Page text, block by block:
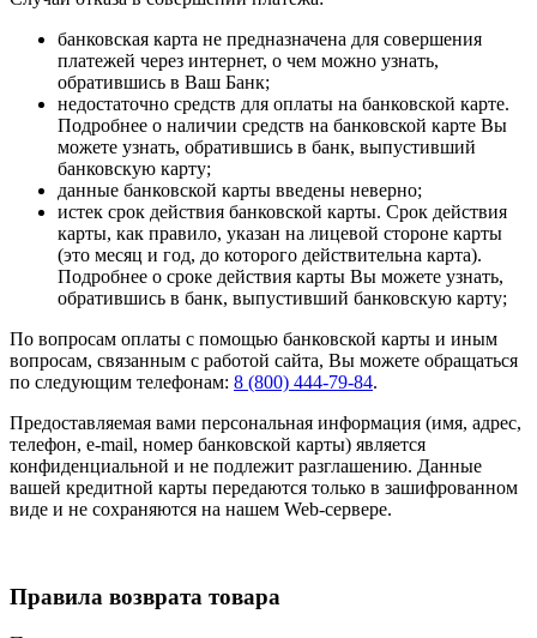
банковская карта не предназначена для совершения
платежей через интернет, о чем можно узнать,
обратившись в Ваш Банк;
недостаточно средств для оплаты на банковской карте.
Подробнее о наличии средств на банковской карте Вы
можете узнать, обратившись в банк, выпустивший
банковскую карту;
данные банковской карты введены неверно;
истек срок действия банковской карты. Срок действия
карты, как правило, указан на лицевой стороне карты
(это месяц и год, до которого действительна карта).
Подробнее о сроке действия карты Вы можете узнать,
обратившись в банк, выпустивший банковскую карту;
По вопросам оплаты с помощью банковской карты и иным
вопросам, связанным с работой сайта, Вы можете обращаться
по следующим телефонам: 8 (800) 444-79-84.
Предоставляемая вами персональная информация (имя, адрес,
телефон, e-mail, номер банковской карты) является
конфиденциальной и не подлежит разглашению. Данные
вашей кредитной карты передаются только в зашифрованном
виде и не сохраняются на нашем Web-сервере.
Правила возврата товара